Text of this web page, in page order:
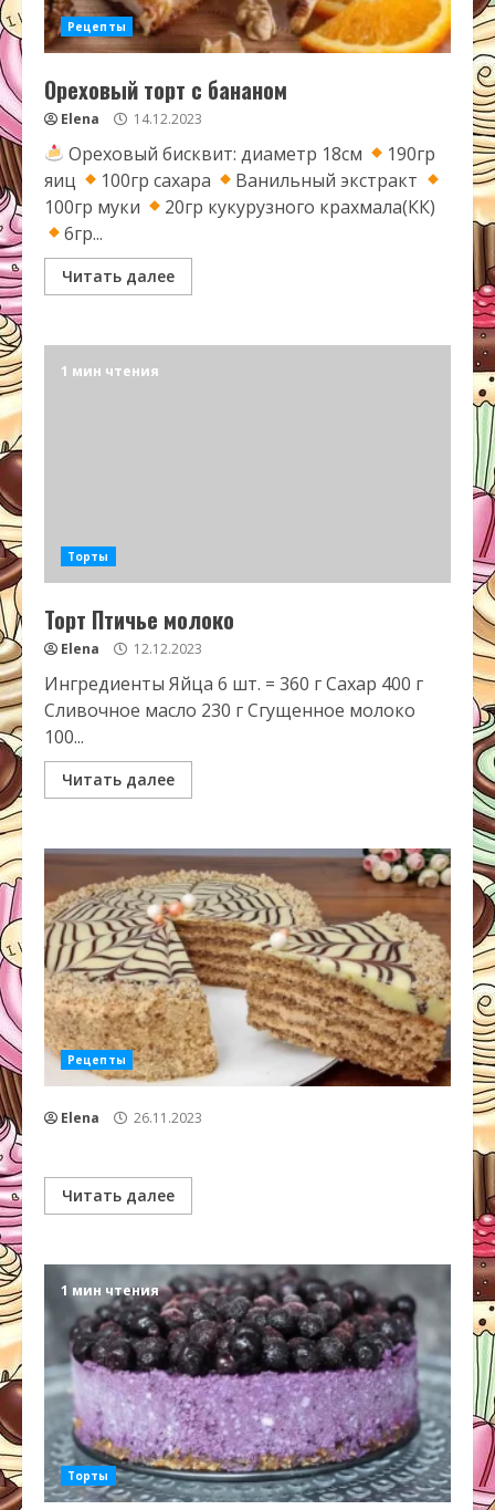
Рецепты
Ореховый торт с бананом
Elena 14.12.2023
Ореховый бисквит: диаметр 18см
190гр
яиц
100гр сахара
Ванильный экстракт
100гр муки
20гр кукурузного крахмала(КК)
6гр...
Читать далее
1 мин чтения
Торты
Торт Птичье молоко
Elena 12.12.2023
Ингредиенты Яйца 6 шт. = 360 г Сахар 400 г
Сливочное масло 230 г Сгущенное молоко
100...
Читать далее
Рецепты
Elena 26.11.2023
Читать далее
1 мин чтения
Торты